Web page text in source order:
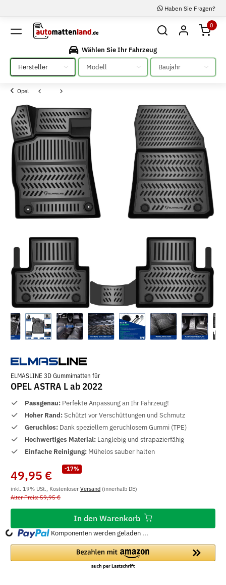
Haben Sie Fragen?
0
Wählen Sie Ihr Fahrzeug
Bitte auswählen
Bitte auswählen Bitte auswählen
Opel
ELMASLINE 3D Gummimatten für
OPEL ASTRA L ab 2022
Passgenau: Perfekte Anpassung an Ihr Fahrzeug!
Hoher Rand:Schützt vor Verschüttungen und Schmutz
Geruchlos: Dank speziellem geruchlosem Gummi (TPE)
Hochwertiges Material: Langlebig und strapazierfähig
Einfache Reinigung: Mühelos sauber halten
-17%
49,95 €
inkl. 19% USt., Kostenloser Versand (innerhalb DE)
Alter Preis: 59,95 €
In den Warenkorb
Loading... Komponenten werden geladen ...